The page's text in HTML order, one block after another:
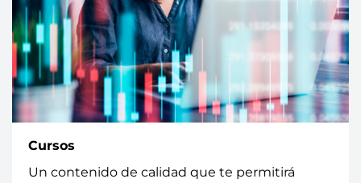
Cursos
Un contenido de calidad que te permitirá